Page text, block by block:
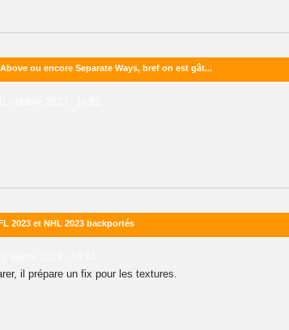
ou encore Separate Ways, bref on est gât...
2023 et NHL 2023 backportés
il prépare un fix pour les textures.